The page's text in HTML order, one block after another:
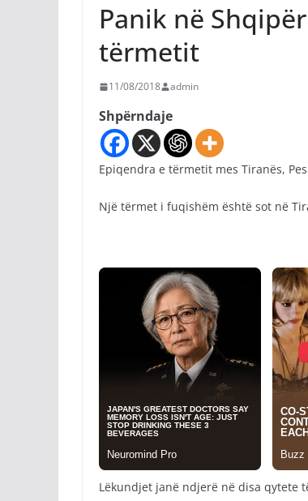
Panik në
tërmetit
11/08/2018 admin
Shpërndaje
Epiqendra e tërmetit mes Tiranës,
Një tërmet i fuqishëm është sot në
Lëkundjet janë ndjerë në disa qytete